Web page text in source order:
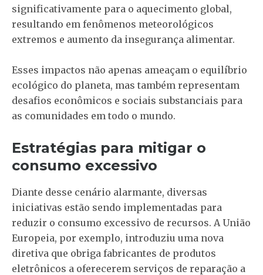
significativamente para o aquecimento global,
resultando em fenômenos meteorológicos
extremos e aumento da insegurança alimentar.
Esses impactos não apenas ameaçam o equilíbrio
ecológico do planeta, mas também representam
desafios econômicos e sociais substanciais para
as comunidades em todo o mundo.
Estratégias para mitigar o
consumo excessivo
Diante desse cenário alarmante, diversas
iniciativas estão sendo implementadas para
reduzir o consumo excessivo de recursos. A União
Europeia, por exemplo, introduziu uma nova
diretiva que obriga fabricantes de produtos
eletrônicos a oferecerem serviços de reparação a